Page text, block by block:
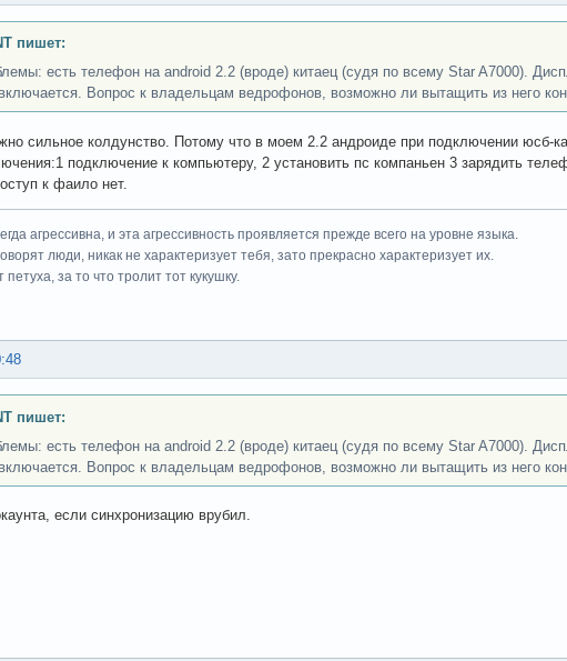
пишет:
есть телефон на android 2.2 (вроде) китаец (судя по всему Star A7000).
Вопрос к владельцам ведрофонов, возможно ли вытащить из него
сильное колдунство. Потому что в моем 2.2 андроиде при подключении юсб-
подключение к компьютеру, 2 установить пс компаньен 3 зарядить
к фаило нет.
агрессивна, и эта агрессивность проявляется прежде всего на уровне языка.
люди, никак не характеризует тебя, зато прекрасно характеризует их.
петуха, за то что тролит тот кукушку.
пишет:
есть телефон на android 2.2 (вроде) китаец (судя по всему Star A7000).
Вопрос к владельцам ведрофонов, возможно ли вытащить из него
если синхронизацию врубил.